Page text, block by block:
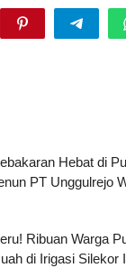
Hebat di
PT Unggulrejo
Ribuan Warga
di Irigasi Silekor